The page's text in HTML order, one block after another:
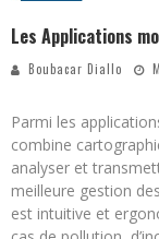
Les Applications
Boubacar Diallo
Parmi les
combine
analyser et
meilleure gestion
est intuitive et